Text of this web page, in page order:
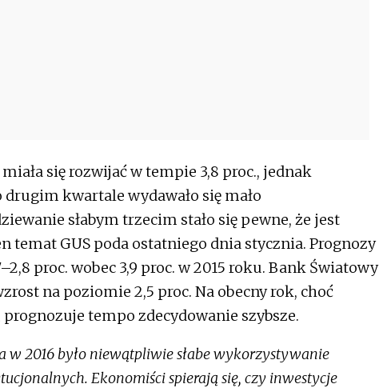
się rozwijać w tempie 3,8 proc., jednak
kwartale wydawało się mało
słabym trzecim stało się pewne, że jest
temat GUS poda ostatniego dnia stycznia. Prognozy
proc. wobec 3,9 proc. w 2015 roku. Bank Światowy
na poziomie 2,5 proc. Na obecny rok, choć
tempo zdecydowanie szybsze.
w 2016 było niewątpliwie słabe wykorzystywanie
Ekonomiści spierają się, czy inwestycje